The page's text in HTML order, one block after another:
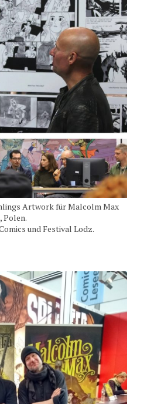
Artwork für Malcolm Max
Polen.
und Festival Lodz.